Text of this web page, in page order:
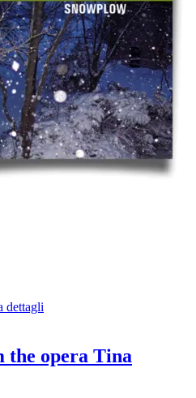
dettagli
opera Tina